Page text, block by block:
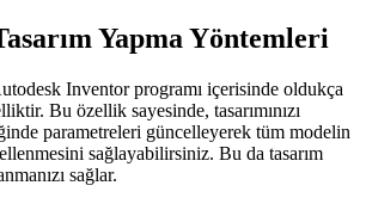
Yapma Yöntemleri
Inventor programı içerisinde oldukça
Bu özellik sayesinde, tasarımınızı
parametreleri güncelleyerek tüm modelin
sağlayabilirsiniz. Bu da tasarım
sağlar.